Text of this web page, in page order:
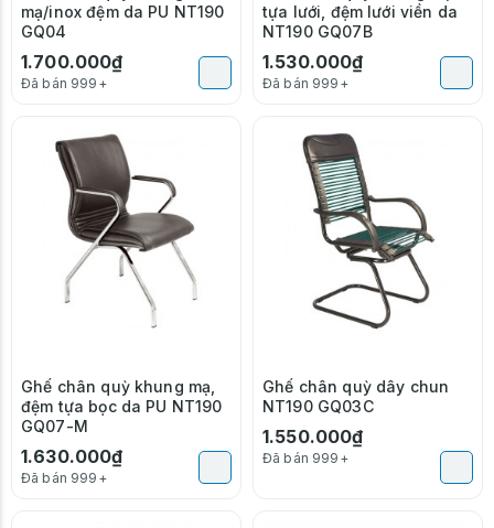
mạ/inox đệm da PU NT190
GQ04
1.700.000₫
Đã bán 999+
tựa lưới, đệm lưới viền da
NT190 GQ07B
1.530.000₫
Đã bán 999+
Ghế chân quỳ khung mạ,
đệm tựa bọc da PU NT190
GQ07-M
1.630.000₫
Đã bán 999+
Ghế chân quỳ dây chun
NT190 GQ03C
1.550.000₫
Đã bán 999+